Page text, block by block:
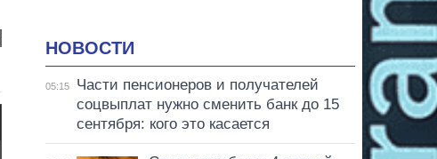
НОВОСТИ
05:15
Части пенсионеров и получателей
соцвыплат нужно сменить банк до 15
сентября: кого это касается